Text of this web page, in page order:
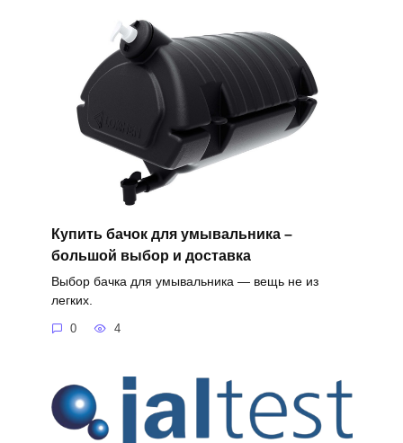
Купить бачок для умывальника –
большой выбор и доставка
Выбор бачка для умывальника — вещь не из
легких.
0 4